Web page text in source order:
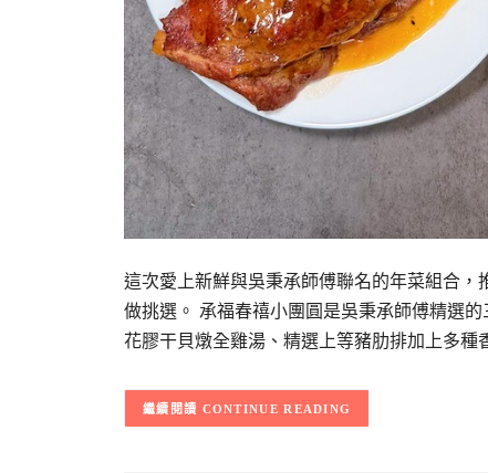
這次愛上新鮮與吳秉承師傅聯名的年菜組合
做挑選。 承福春禧小團圓是吳秉承師傅精選
花膠干貝燉全雞湯、精選上等豬肋排加上多
CONTINUE READING